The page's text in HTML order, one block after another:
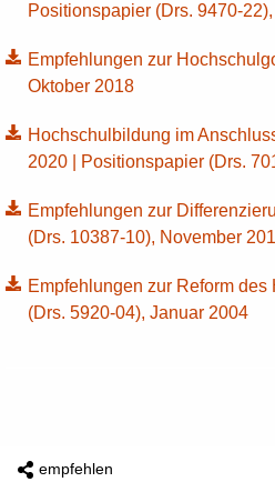
Positionspapier (Drs. 9470-
Empfehlungen zur
Oktober 2018
Hochschulbildung im
2020 | Positionspapier (Drs.
Empfehlungen zur
(Drs. 10387-10), November
Empfehlungen zur Reform
(Drs. 5920-04), Januar 2004
empfehlen